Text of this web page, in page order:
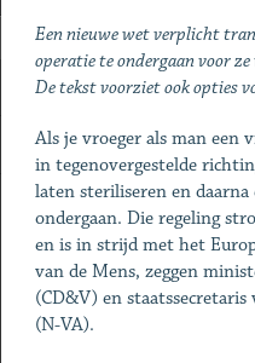
Een nieuwe wet verplicht
operatie te ondergaan voor
De tekst voorziet ook opties
Als je vroeger als man een
in tegenovergestelde
laten steriliseren en daarna
ondergaan. Die regeling
en is in strijd met het
van de Mens, zeggen
(CD&V) en
(N-VA).